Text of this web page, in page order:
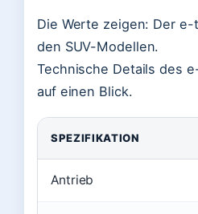
Die Werte zeigen: Der
den SUV-Modellen.
Technische Details des
auf einen Blick.
SPEZIFIKATION
Antrieb